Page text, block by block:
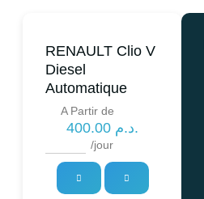
RENAULT Clio V
Diesel
Automatique
A Partir de
400.00 د.م.
/jour